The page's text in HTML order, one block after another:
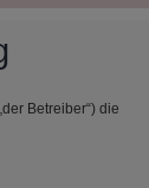
Betreiber“) die